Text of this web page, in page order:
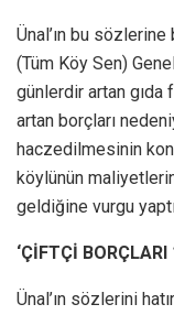
Ünal’ın bu
(Tüm Köy Sen)
günlerdir artan gıda
artan borçları
haczedilmesinin
köylünün
geldiğine vurgu
‘ÇİFTÇİ
Ünal’ın sözlerini